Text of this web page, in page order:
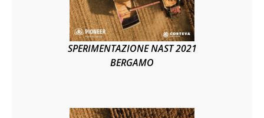
SPERIMENTAZIONE NAST 2021
BERGAMO